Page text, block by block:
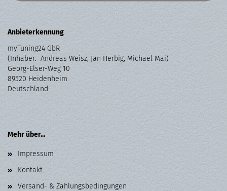
Anbieterkennung
myTuning24 GbR
(Inhaber: Andreas Weisz, Jan Herbig, Michael Mai)
Georg-Elser-Weg 10
89520 Heidenheim
Deutschland
Mehr über...
Impressum
Kontakt
Versand- & Zahlungsbedingungen